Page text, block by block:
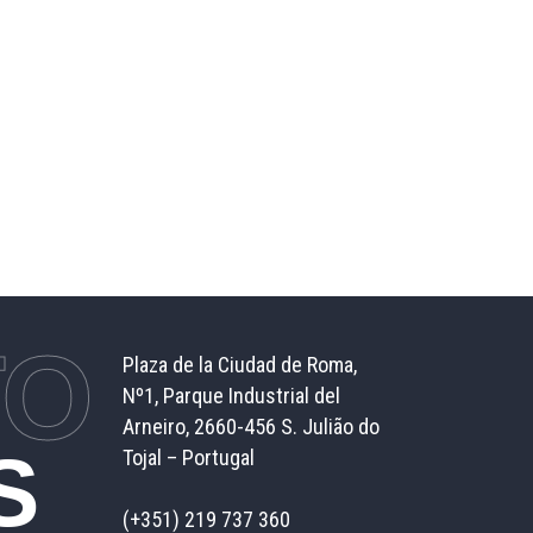
Plaza de la Ciudad de Roma,
Nº1, Parque Industrial del
Arneiro, 2660-456 S. Julião do
Tojal – Portugal
(+351) 219 737 360